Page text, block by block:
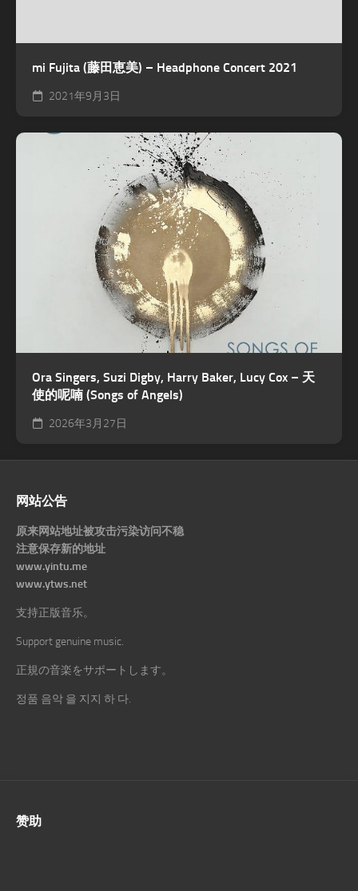
mi Fujita (藤田恵美) – Headphone Concert 2021
2021年9月3日
Ora Singers, Suzi Digby, Harry Baker, Lucy Cox – 天
使的呢喃 (Songs of Angels)
2026年3月27日
网站公告
原来网站地址被攻击污染访问不稳
注意保存新的地址
www.yintu.me
www.ytws.net
支持正版音乐。
Support genuine music.
正規の音楽をサポートします。
정품 음악 을 지지 하 다.
赞助